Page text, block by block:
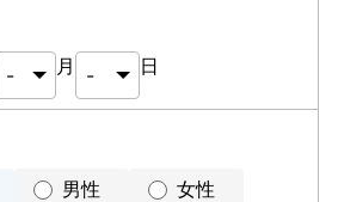
月 日
男性 女性